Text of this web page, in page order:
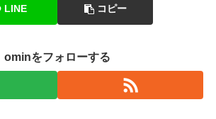
LINE コピー
ominをフォローする